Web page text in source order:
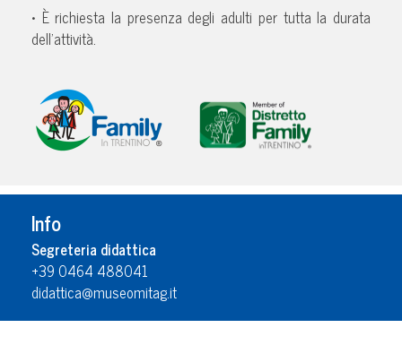
• È richiesta la presenza degli adulti per tutta la durata
dell’attività.
Info
Segreteria didattica
+39 0464 488041
didattica@museomitag.it